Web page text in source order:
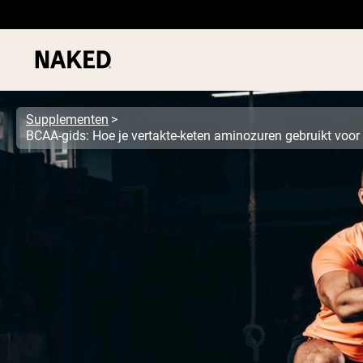
Supplementen
BCAA-gids: Hoe je vertakte-keten aminozuren gebruikt